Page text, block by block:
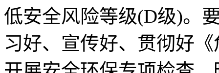
低安全风险等级(D级)。
习好、宣传好、贯彻好